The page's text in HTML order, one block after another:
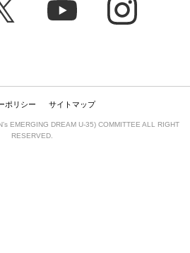
ポリシー サイトマップ
EMERGING DREAM U-35) COMMITTEE ALL RIGHT
RESERVED.